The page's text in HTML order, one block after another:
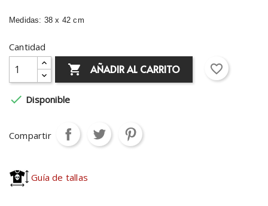
Medidas: 38 x 42 cm
Cantidad
 AÑADIR AL CARRITO favorite_border
 Disponible
Compartir
Guía de tallas